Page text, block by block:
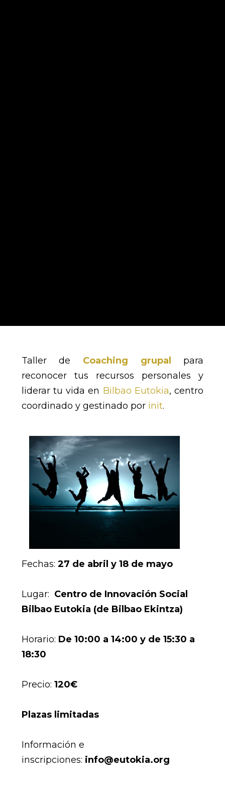
Taller de Coaching grupal
para
reconocer tus recursos personales y
liderar tu vida en Bilbao Eutokia, centro
coordinado y gestinado por init.
Fechas: 27 de abril y 18 de mayo
Lugar: Centro de Innovación Social
Bilbao Eutokia (de Bilbao Ekintza)
Horario: De 10:00 a 14:00 y de 15:30 a
18:30
Precio: 120€
Plazas limitadas
Información e
inscripciones: info@eutokia.org